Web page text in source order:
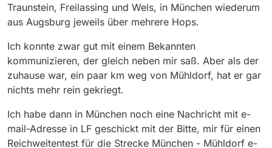
Traunstein, Freilassing und Wels, in München wiederum
aus Augsburg jeweils über mehrere Hops.
Ich konnte zwar gut mit einem Bekannten
kommunizieren, der gleich neben mir saß. Aber als der
zuhause war, ein paar km weg von Mühldorf, hat er gar
nichts mehr rein gekriegt.
Ich habe dann in München noch eine Nachricht mit e-
mail-Adresse in LF geschickt mit der Bitte, mir für einen
Reichweitentest für die Strecke München - Mühldorf e-